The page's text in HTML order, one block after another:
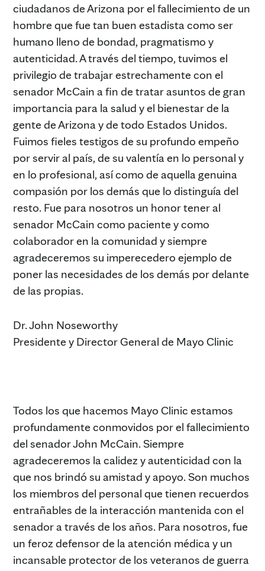
ciudadanos de Arizona por el fallecimiento de un
hombre que fue tan buen estadista como ser
humano lleno de bondad, pragmatismo y
autenticidad. A través del tiempo, tuvimos el
privilegio de trabajar estrechamente con el
senador McCain a fin de tratar asuntos de gran
importancia para la salud y el bienestar de la
gente de Arizona y de todo Estados Unidos.
Fuimos fieles testigos de su profundo empeño
por servir al país, de su valentía en lo personal y
en lo profesional, así como de aquella genuina
compasión por los demás que lo distinguía del
resto. Fue para nosotros un honor tener al
senador McCain como paciente y como
colaborador en la comunidad y siempre
agradeceremos su imperecedero ejemplo de
poner las necesidades de los demás por delante
de las propias.
Dr. John Noseworthy
Presidente y Director General de Mayo Clinic
Todos los que hacemos Mayo Clinic estamos
profundamente conmovidos por el fallecimiento
del senador John McCain. Siempre
agradeceremos la calidez y autenticidad con la
que nos brindó su amistad y apoyo. Son muchos
los miembros del personal que tienen recuerdos
entrañables de la interacción mantenida con el
senador a través de los años. Para nosotros, fue
un feroz defensor de la atención médica y un
incansable protector de los veteranos de guerra